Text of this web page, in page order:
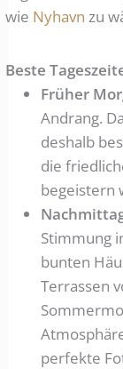
wie Nyhavnzu
Beste
Früher
Andrang.
deshalb
die
begeistern
Stimmung
bunten
Terrassen
perfekte